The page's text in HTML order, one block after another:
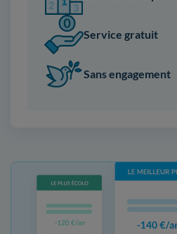
Service gratuit
Sans engagement